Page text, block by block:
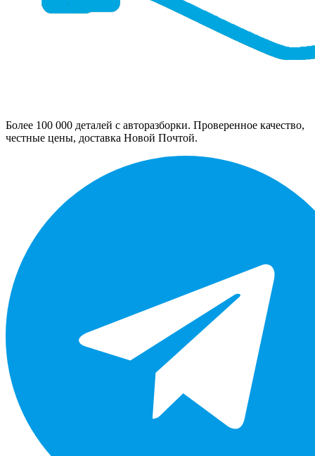
Более 100 000 деталей с авторазборки. Проверенное качество,
честные цены, доставка Новой Почтой.